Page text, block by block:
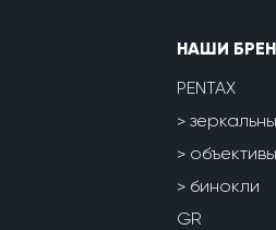
НАШИ
PENTAX
объективы
бинокли
GR